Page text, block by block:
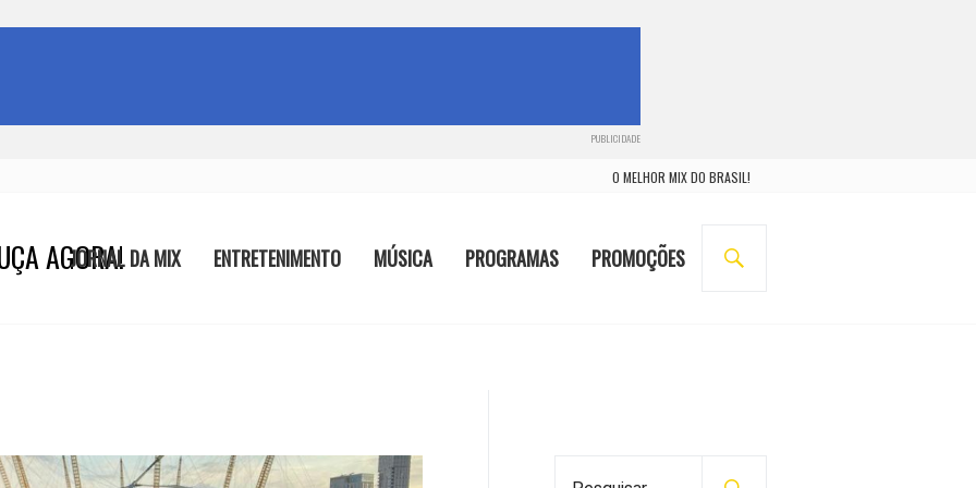
PUBLICIDADE
O MELHOR MIX DO BRASIL!
AGORA!
JORNAL DA MIX ENTRETENIMENTO MÚSICA PROGRAMAS PROMOÇÕES